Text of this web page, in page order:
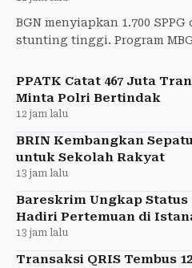
BGN menyiapkan 1.700
stunting tinggi. Program
PPATK Catat 467 Juta
Minta Polri Bertindak
12 jam lalu
BRIN Kembangkan
untuk Sekolah Rakyat
13 jam lalu
Bareskrim Ungkap
Hadiri Pertemuan di
13 jam lalu
Transaksi QRIS Tembus